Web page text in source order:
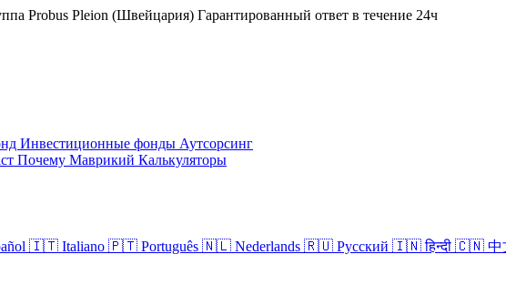
Probus Pleion (Швейцария) Гарантированный ответ в течение 24ч
Инвестиционные фонды Аутсорсинг
Почему Маврикий Калькуляторы
🇮🇹 Italiano 🇵🇹 Português 🇳🇱 Nederlands 🇷🇺 Русский 🇮🇳 हिन्दी 🇨🇳 中